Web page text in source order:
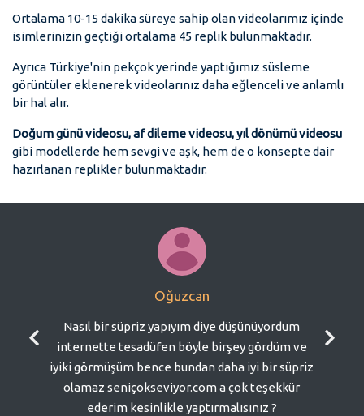
Ortalama 10-15 dakika süreye sahip olan videolarımız içinde
isimlerinizin geçtiği ortalama 45 replik bulunmaktadır.
Ayrıca Türkiye'nin pekçok yerinde yaptığımız süsleme
görüntüler eklenerek videolarınız daha eğlenceli ve anlamlı
bir hal alır.
Doğum günü videosu, af dileme videosu, yıl dönümü videosu
gibi modellerde hem sevgi ve aşk, hem de o konsepte dair
hazırlanan replikler bulunmaktadır.
Oğuzcan
Nasıl bir süpriz yapıyım diye düşünüyordum
internette tesadüfen böyle birşey gördüm ve
iyiki görmüşüm bence bundan daha iyi bir süpriz
olamaz seniçokseviyor.com a çok teşekkür
ederim kesinlikle yaptırmalısınız ?